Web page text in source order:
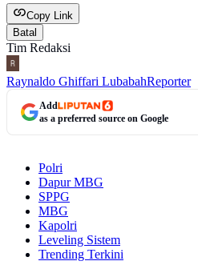
Copy Link
Batal
Tim Redaksi
Raynaldo Ghiffari LubabahReporter
Add
as a preferred source on Google
Polri
Dapur MBG
SPPG
MBG
Kapolri
Leveling Sistem
Trending Terkini